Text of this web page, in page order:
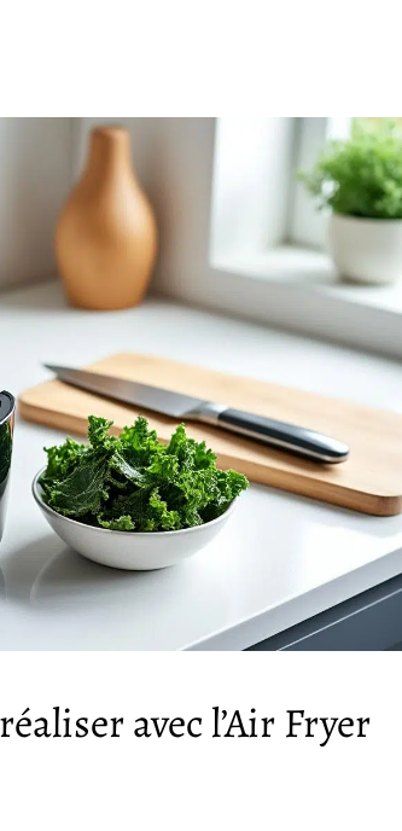
avec l’Air Fryer